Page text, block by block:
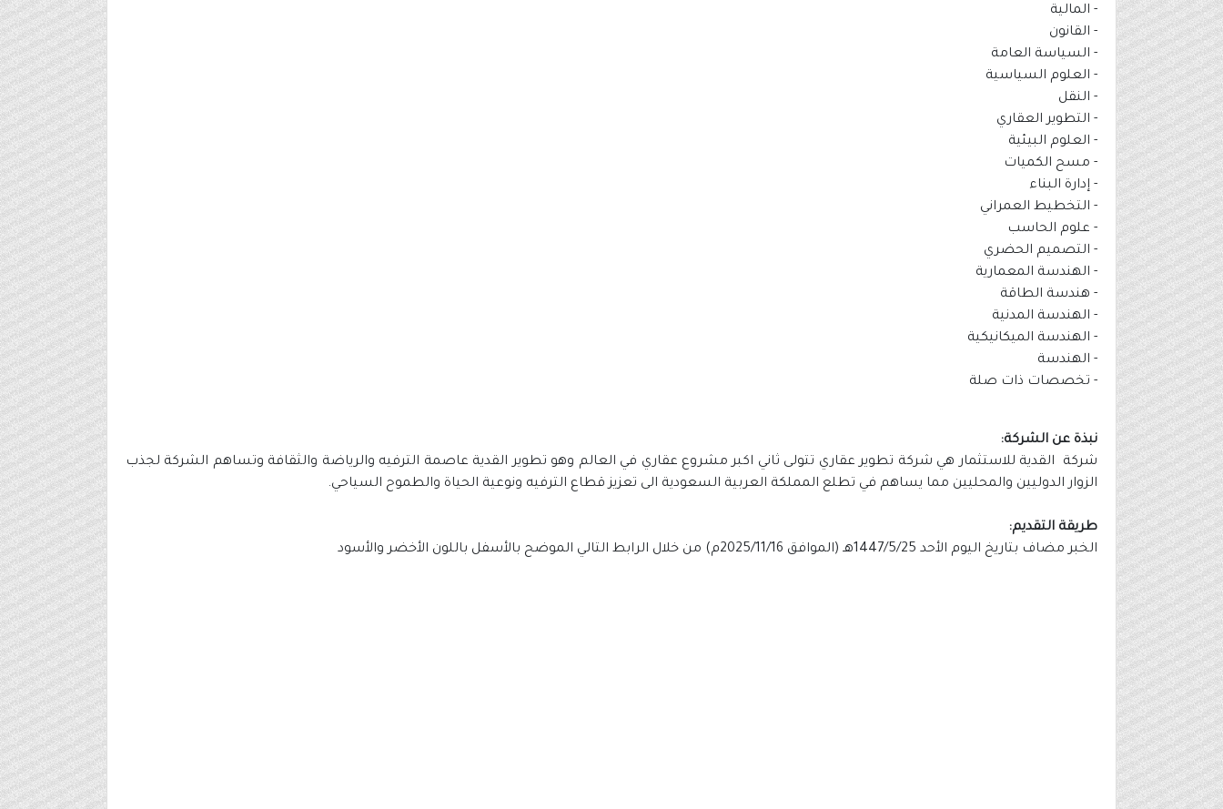
- المالية
- القانون
- السياسة العامة
- العلوم السياسية
- النقل
- التطوير العقاري
- العلوم البيئية
- مسح الكميات
- إدارة البناء
- التخطيط العمراني
- علوم الحاسب
- التصميم الحضري
- الهندسة المعمارية
- هندسة الطاقة
- الهندسة المدنية
- الهندسة الميكانيكية
- الهندسة
- تخصصات ذات صلة
نبذة عن الشركة:
شركة القدية للاستثمار هي شركة تطوير عقاري تتولى ثاني اكبر مشروع عقاري في العالم وهو تطوير القدية عاصمة الترفيه والرياضة والثقافة وتساهم الشركة لجذب
الزوار الدوليين والمحليين مما يساهم في تطلع المملكة العربية السعودية الى تعزيز قطاع الترفيه ونوعية الحياة والطموح السياحي.
طريقة التقديم:
الخبر مضاف بتاريخ اليوم الأحد 1447/5/25هـ (الموافق 2025/11/16م) من خلال الرابط التالي الموضح بالأسفل باللون الأخضر والأسود